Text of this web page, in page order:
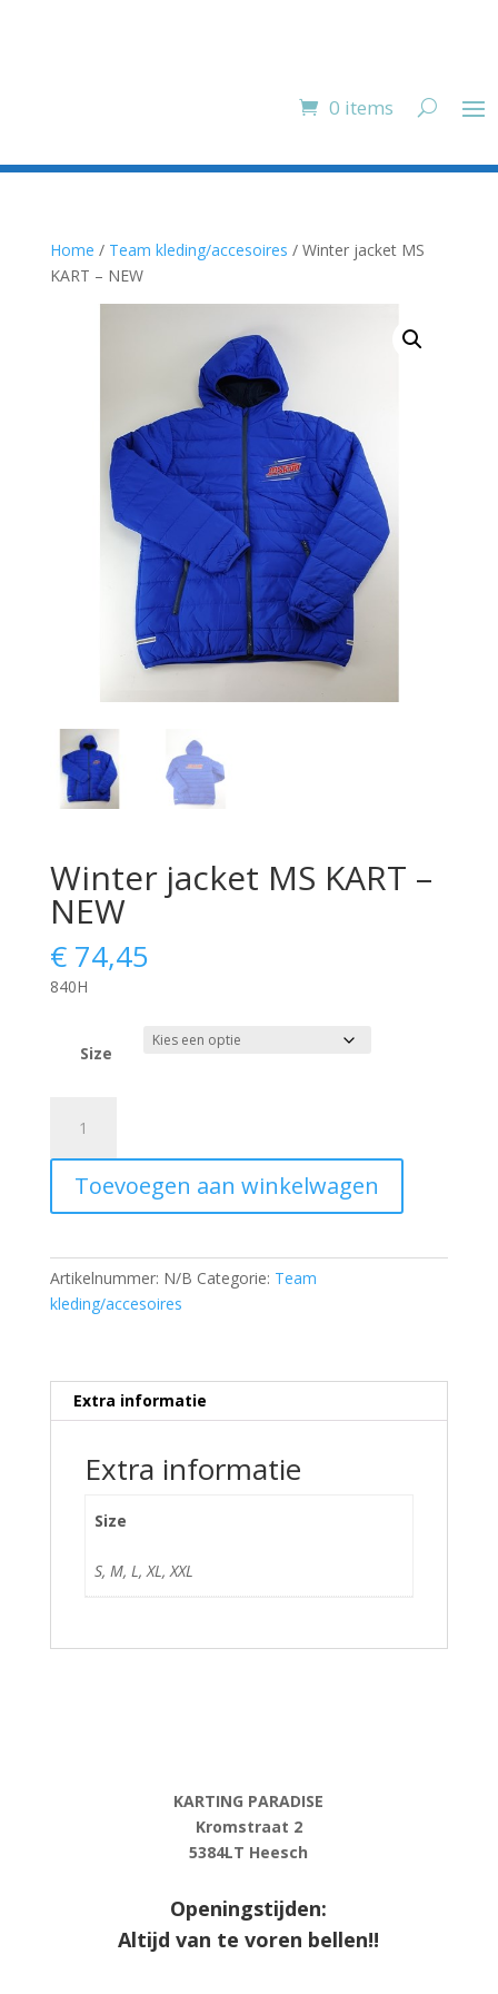
0 items
Home / Team kleding/accesoires / Winter jacket MS
KART – NEW
Winter jacket MS KART –
NEW
€74,45
840H
Size
jacket
MS
KART
-
aantal
Toevoegen aan winkelwagen
Artikelnummer: N/B Categorie: Team
kleding/accesoires
Extra informatie
Extra informatie
Size
S, M, L, XL, XXL
KARTING PARADISE
Kromstraat 2
5384LT Heesch
Openingstijden:
Altijd van te voren bellen!!